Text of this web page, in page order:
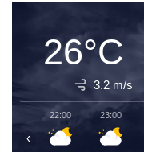
26°C
3.2 m/s
22:00 23:00
‹